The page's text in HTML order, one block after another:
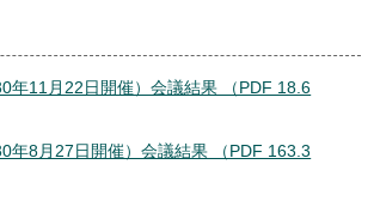
年11月22日開催）会議結果 （PDF 18.6
年8月27日開催）会議結果 （PDF 163.3